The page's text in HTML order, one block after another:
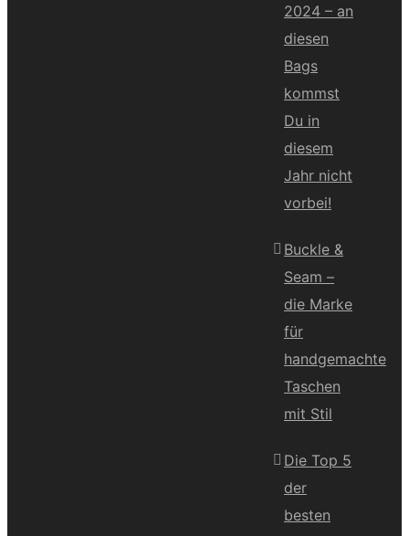
2024 – an
diesen
Bags
kommst
Du in
diesem
Jahr nicht
vorbei!
Buckle &
Seam –
die Marke
für
handgemachte
Taschen
mit Stil
Die Top 5
der
besten